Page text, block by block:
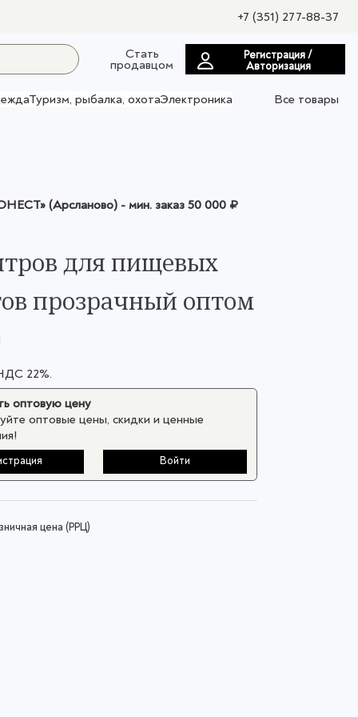
+7 (351) 277-88-37
Стать
продавцом
Регистрация /
Авторизация
Туризм, рыбалка, охотаЭлектроника
Все товары
(Арсланово)- мин. заказ50 000 ₽
для пищевых
прозрачный оптом
22%.
оптовую цену
оптовые цены, скидки и ценные
Войти
цена (РРЦ)